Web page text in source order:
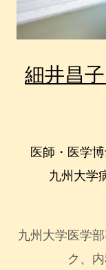
細井昌
医師・医学
九州大
九州大学医学
ク、